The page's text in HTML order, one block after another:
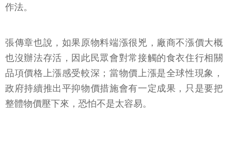
作法。
張傳章也說，如果原物料端漲很兇，廠商不漲價大概
也沒辦法存活，因此民眾會對常接觸的食衣住行相關
品項價格上漲感受較深；當物價上漲是全球性現象，
政府持續推出平抑物價措施會有一定成果，只是要把
整體物價壓下來，恐怕不是太容易。